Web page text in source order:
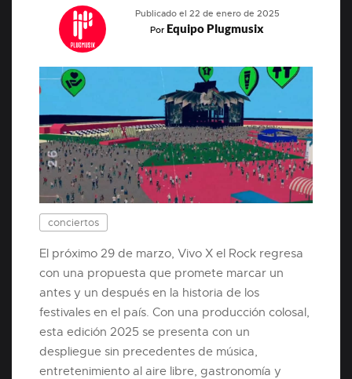
Publicado el 22 de enero de 2025
Por Equipo Plugmusix
conciertos
El próximo 29 de marzo, Vivo X el Rock regresa
con una propuesta que promete marcar un
antes y un después en la historia de los
festivales en el país. Con una producción colosal,
esta edición 2025 se presenta con un
despliegue sin precedentes de música,
entretenimiento al aire libre, gastronomía y